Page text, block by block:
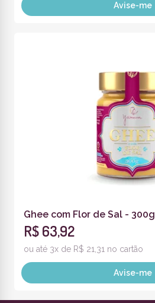
Avise-me
Ghee com Flor de Sal - 300g
R$ 63,92
ou até 3x de R$ 21,31 no cartão
Avise-me